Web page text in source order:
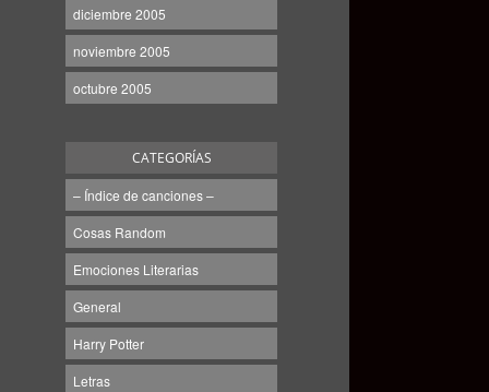
diciembre 2005
noviembre 2005
octubre 2005
CATEGORÍAS
– Índice de canciones –
Cosas Random
Emociones Literarias
General
Harry Potter
Letras